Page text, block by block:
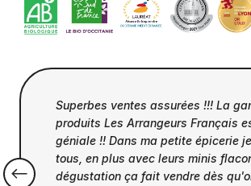
Superbes ventes assurées !!! La
produits Les Arrangeurs Français
géniale !! Dans ma petite épicerie
tous, en plus avec leurs minis
dégustation ça fait vendre dès